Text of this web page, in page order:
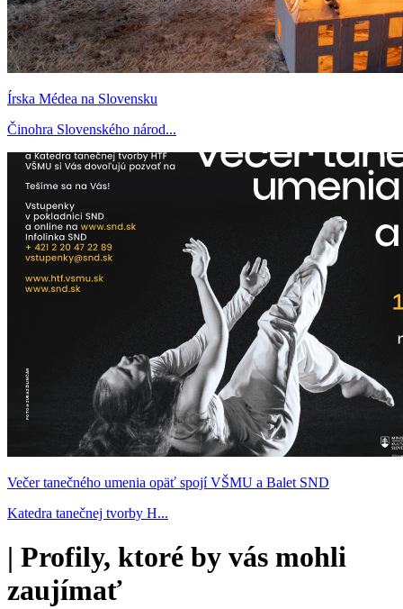
Írska Médea na Slovensku
Činohra Slovenského národ...
Večer tanečného umenia opäť spojí VŠMU a Balet SND
Katedra tanečnej tvorby H...
| Profily, ktoré by vás mohli
zaujímať